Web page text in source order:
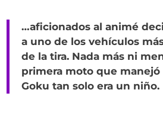
…aficionados al animé
a uno de los vehículos
de la tira. Nada más ni
primera moto que
Goku tan solo era un niño.